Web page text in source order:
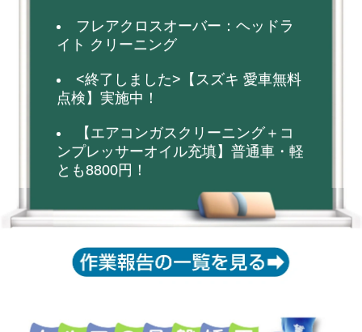
フレアクロスオーバー：ヘッドラ
イト クリーニング
<終了しました>【スズキ 愛車無料
点検】実施中！
【エアコンガスクリーニング＋コ
ンプレッサーオイル充填】普通車・軽
とも8800円！